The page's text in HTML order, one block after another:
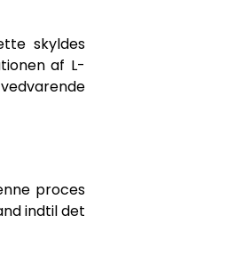
skyldes
af L-
proces
indtil det